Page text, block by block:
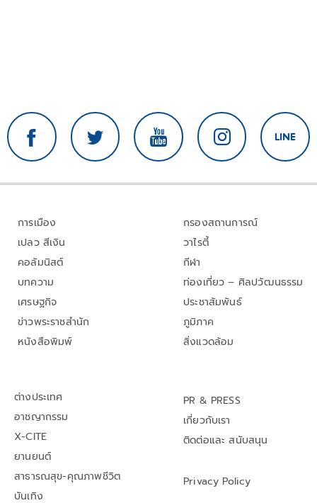
การเมือง
เปลว สีเงิน
คอลัมนิสต์
บทความ
เศรษฐกิจ
ข่าวพระราชสำนัก
หนังสือพิมพ์
กรองสถานการณ์
วาไรตี้
กีฬา
ท่องเที่ยว – ศิลปวัฒนธรรม
ประชาสัมพันธ์
ภูมิภาค
สิ่งแวดล้อม
ต่างประเทศ
อาชญากรรม
X-CITE
ยานยนต์
สาธารณสุข-คุณภาพชีวิต
บันเทิง
PR & PRESS
เกี่ยวกับเรา
ติดต่อและ สนับสนุน
Privacy Policy